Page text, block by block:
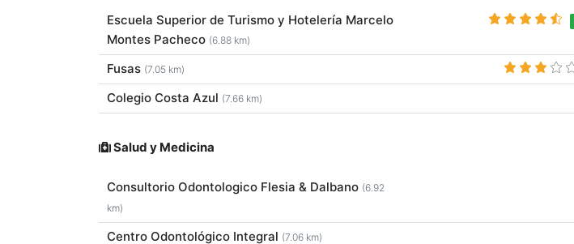
Escuela Superior de Turismo y Hotelería Marcelo
Montes Pacheco (6.88 km)
Fusas (7.05 km)
Colegio Costa Azul (7.66 km)
Salud y Medicina
Consultorio Odontologico Flesia & Dalbano (6.92
km)
Centro Odontológico Integral (7.06 km)